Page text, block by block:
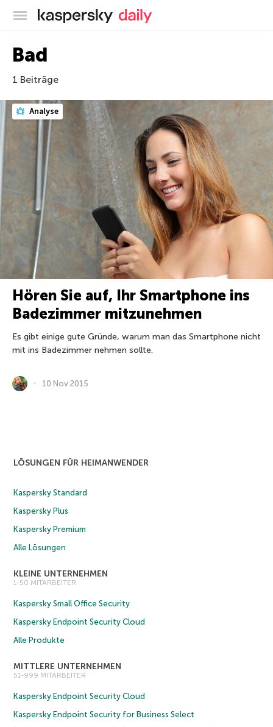
Offizieller Blog von Kaspersky
Bad
1 Beiträge
Analyse
Hören Sie auf, Ihr Smartphone ins
Badezimmer mitzunehmen
Es gibt einige gute Gründe, warum man das Smartphone nicht
mit ins Badezimmer nehmen sollte.
10 Nov 2015
LÖSUNGEN FÜR HEIMANWENDER
Kaspersky Standard
Kaspersky Plus
Kaspersky Premium
Alle Lösungen
KLEINE UNTERNEHMEN
1-50 MITARBEITER
Kaspersky Small Office Security
Kaspersky Endpoint Security Cloud
Alle Produkte
MITTLERE UNTERNEHMEN
51-999 MITARBEITER
Kaspersky Endpoint Security Cloud
Kaspersky Endpoint Security for Business Select